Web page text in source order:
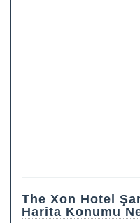
The Xon Hotel
Harita Konumu